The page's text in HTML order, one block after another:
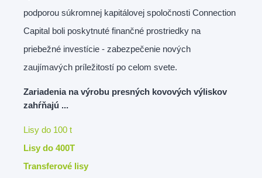
podporou súkromnej kapitálovej spoločnosti Connection
Capital boli poskytnuté finančné prostriedky na
priebežné investície - zabezpečenie nových
zaujímavých príležitostí po celom svete.
Zariadenia na výrobu presných kovových výliskov
zahŕňajú ...
Lisy do 100 t
Lisy do 400T
Transferové lisy